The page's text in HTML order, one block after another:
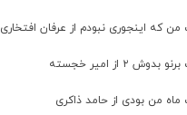
من که اینجوری نبودم از عرفان افتخاری
۲ از امیر خجسته
ماه من بودی از حامد ذاکری